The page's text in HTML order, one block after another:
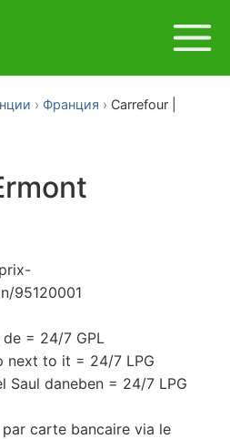
Франция
Carrefour |
95120001
= 24/7 GPL
next to it = 24/7 LPG
Saul daneben = 24/7 LPG
carte bancaire via le